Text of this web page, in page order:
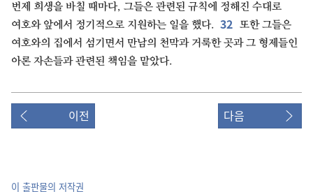
번제 희생을 바칠 때마다, 그들은 관련된 규칙에 정해진 수대로
여호와 앞에서 정기적으로 지원하는 일을 했다. 32 또한 그들은
여호와의 집에서 섬기면서 만남의 천막과 거룩한 곳과 그 형제들인
아론 자손들과 관련된 책임을 맡았다.
이전 다음
이 출판물의 저작권